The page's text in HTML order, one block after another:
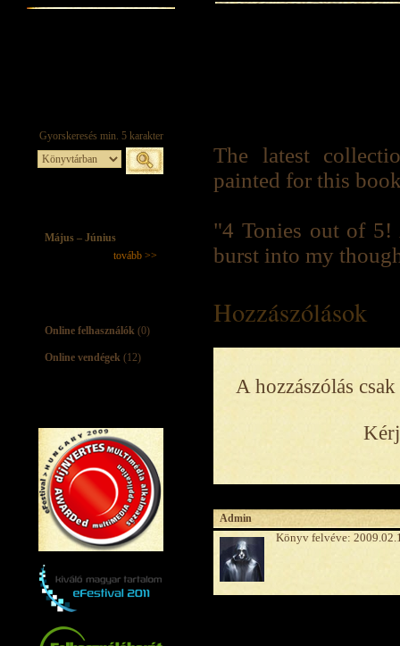
Május – Június
tovább >>
Online felhasználók (0)
Online vendégek (12)
The latest
painted for this
"4 Tonies out of 5!
burst into my
Hozzászólások
A hozzászólás
Admin
Könyv felvéve: